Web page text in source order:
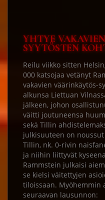
YHTYE VAKAVIEN
SYYTÖSTEN
Reilu viikko sitten
000 katsojaa vetänyt
vakavien väärinkäytös-
alkunsa Liettuan
jälkeen, johon
väitti joutuneensa
sekä Tillin
julkisuuteen on
Tillin, nk. 0-rivin
ja niihin liittyvät
Rammstein julkaisi
se kielsi väitettyjen
tiloissaan. Myöhemmin
seuraavan lausunnon: